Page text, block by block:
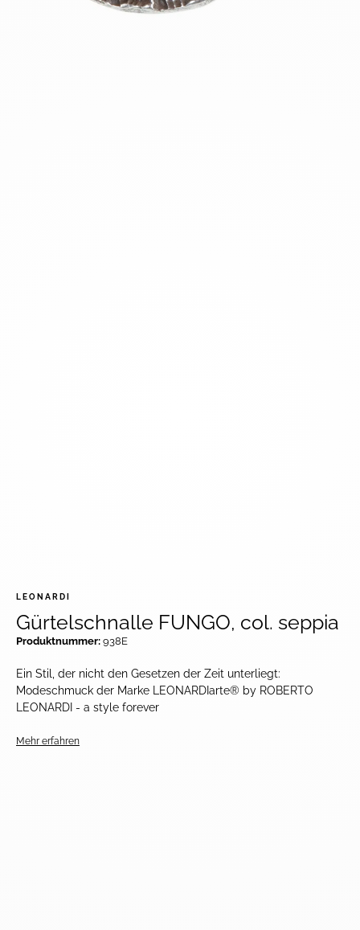
Ein Stil, der nicht den Gesetzen der Zeit unterliegt:
Modeschmuck der Marke LEONARDIarte® by ROBERTO
LEONARDI - a style forever
Mehr erfahren
LEONARDI
Gürtelschnalle FUNGO, col. seppia
Produktnummer: 938E